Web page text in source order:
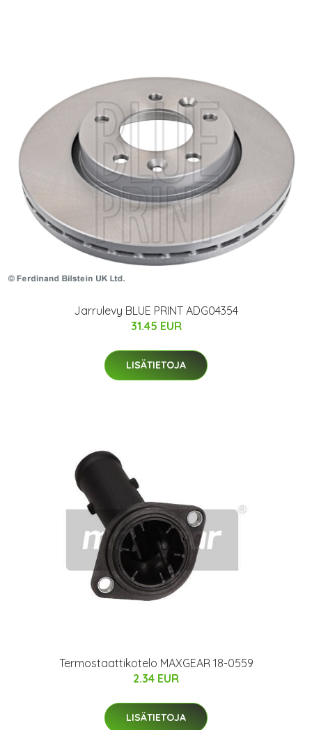
Jarrulevy BLUE PRINT ADG04354
31.45 EUR
LISÄTIETOJA
Termostaattikotelo MAXGEAR 18-0559
2.34 EUR
LISÄTIETOJA